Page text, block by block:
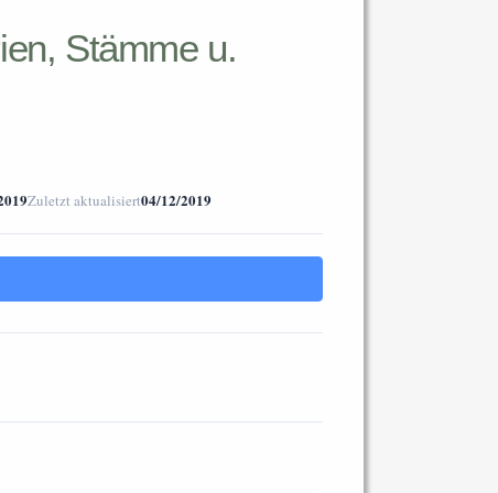
Stämme u.
Zuletzt aktualisiert04/12/2019